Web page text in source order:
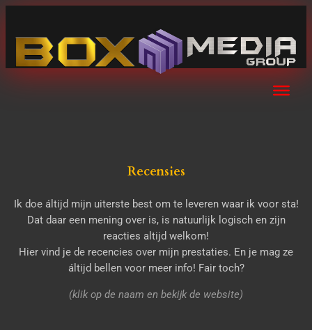
Recensies
Ik doe áltijd mijn uiterste best om te leveren waar ik voor sta!
Dat daar een mening over is, is natuurlijk logisch en zijn
reacties altijd welkom!
Hier vind je de recencies over mijn prestaties. En je mag ze
áltijd bellen voor meer info! Fair toch?
(klik op de naam en bekijk de website)